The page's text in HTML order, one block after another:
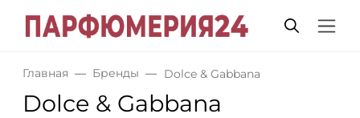
Главная Бренды Dolce & Gabbana
Dolce & Gabbana